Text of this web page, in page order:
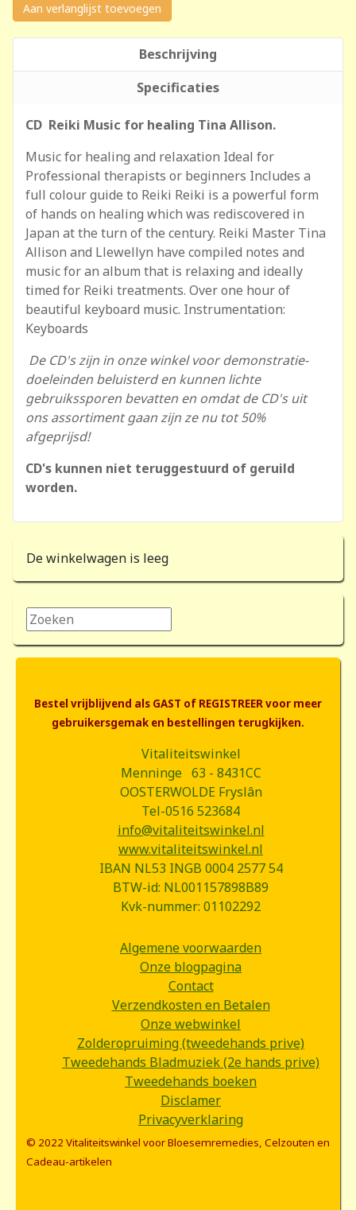
Aan verlanglijst toevoegen
Beschrijving
Specificaties
CD Reiki Music for healing Tina Allison.
Music for healing and relaxation Ideal for
Professional therapists or beginners Includes a
full colour guide to Reiki Reiki is a powerful form
of hands on healing which was rediscovered in
Japan at the turn of the century. Reiki Master Tina
Allison and Llewellyn have compiled notes and
music for an album that is relaxing and ideally
timed for Reiki treatments. Over one hour of
beautiful keyboard music. Instrumentation:
Keyboards
De CD's zijn in onze winkel voor demonstratie-
doeleinden beluisterd en kunnen lichte
gebruikssporen bevatten en omdat de CD's uit
ons assortiment gaan zijn ze nu tot 50%
afgeprijsd!
CD's kunnen niet teruggestuurd of geruild
worden.
De winkelwagen is leeg
Zoeken...
Bestel vrijblijvend als GAST of REGISTREER voor meer
gebruikersgemak en bestellingen terugkijken.
Vitaliteitswinkel
Menninge 63 - 8431CC
OOSTERWOLDE Fryslân
Tel-0516 523684
info@vitaliteitswinkel.nl
www.vitaliteitswinkel.nl
IBAN NL53 INGB 0004 2577 54
BTW-id: NL001157898B89
Kvk-nummer: 01102292
Algemene voorwaarden
Onze blogpagina
Contact
Verzendkosten en Betalen
Onze webwinkel
Zolderopruiming (tweedehands prive)
Tweedehands Bladmuziek (2e hands prive)
Tweedehands boeken
Disclamer
Privacyverklaring
© 2022 Vitaliteitswinkel voor Bloesemremedies, Celzouten en
Cadeau-artikelen